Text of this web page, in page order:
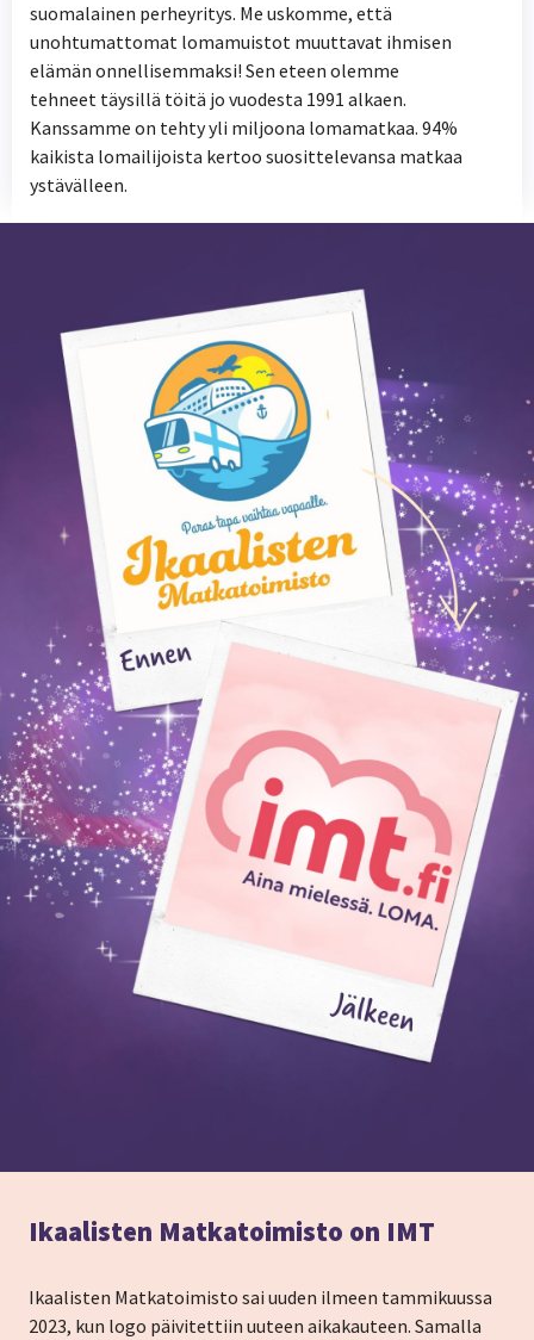
suomalainen perheyritys. Me uskomme, että
unohtumattomat lomamuistot muuttavat ihmisen
elämän onnellisemmaksi! Sen eteen olemme
tehneet täysillä töitä jo vuodesta 1991 alkaen.
Kanssamme on tehty yli miljoona lomamatkaa. 94%
kaikista lomailijoista kertoo suosittelevansa matkaa
ystävälleen.
Ikaalisten Matkatoimisto on IMT
Ikaalisten Matkatoimisto sai uuden ilmeen tammikuussa
2023, kun logo päivitettiin uuteen aikakauteen. Samalla